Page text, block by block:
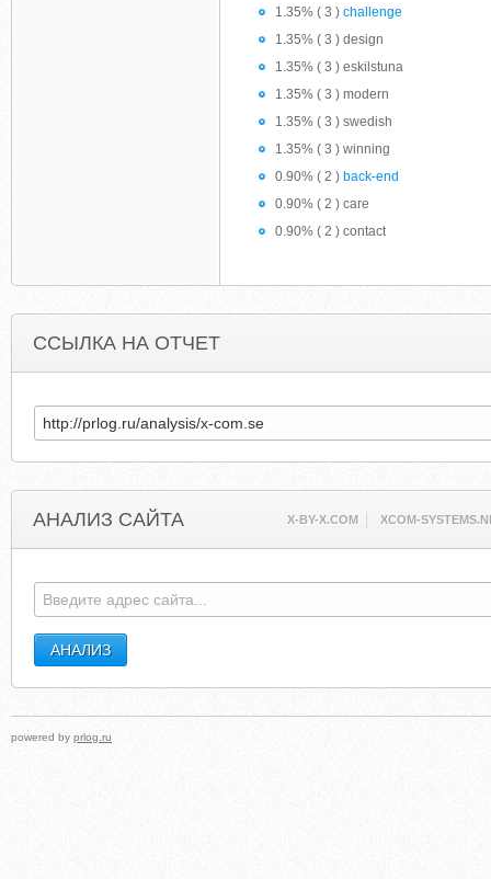
1.35% ( 3 ) challenge
1.35% ( 3 ) design
1.35% ( 3 ) eskilstuna
1.35% ( 3 ) modern
1.35% ( 3 ) swedish
1.35% ( 3 ) winning
0.90% ( 2 ) back-end
0.90% ( 2 ) care
0.90% ( 2 ) contact
ССЫЛКА НА ОТЧЕТ
АНАЛИЗ САЙТА X-BY-X.COM XCOM-
powered by prlog.ru